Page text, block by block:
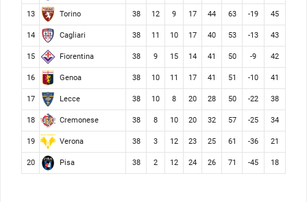
13 Torino 38 12 9 17 44 63 -19 45
14 Cagliari 38 11 10 17 40 53 -13 43
15 Fiorentina 38 9 15 14 41 50 -9 42
16 Genoa 38 10 11 17 41 51 -10 41
17 Lecce 38 10 8 20 28 50 -22 38
18 Cremonese 38 8 10 20 32 57 -25 34
19 Verona 38 3 12 23 25 61 -36 21
20 Pisa 38 2 12 24 26 71 -45 18